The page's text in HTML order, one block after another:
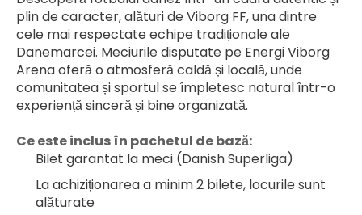
plin de caracter, alături de Viborg FF, una dintre
cele mai respectate echipe tradiționale ale
Danemarcei. Meciurile disputate pe Energi Viborg
Arena oferă o atmosferă caldă și locală, unde
comunitatea și sportul se împletesc natural într-o
experiență sinceră și bine organizată.
Ce este inclus în pachetul de bază:
Bilet garantat la meci (Danish Superliga)
La achiziționarea a minim 2 bilete, locurile sunt
alăturate